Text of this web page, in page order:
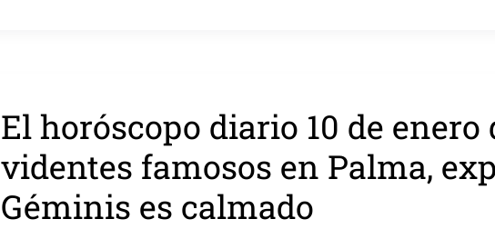
El horóscopo diario 10 de enero
videntes famosos en Palma,
Géminis es calmado